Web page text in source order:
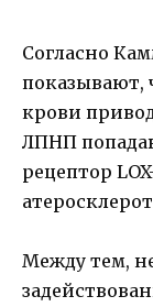
Согласно
показывают,
крови
ЛПНП
рецептор
Между тем,